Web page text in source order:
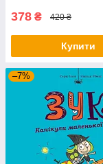
378 ₴ 420 ₴
Купити
–7%